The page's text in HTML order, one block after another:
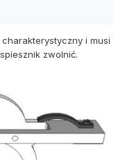
i musi
zwolnić.